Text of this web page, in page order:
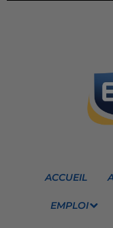
ACCUEIL
EMPLOI